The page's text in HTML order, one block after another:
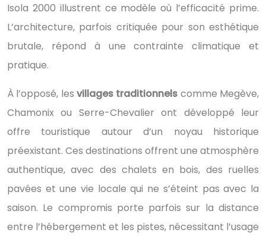
Isola 2000 illustrent ce modèle où l’efficacité prime.
L’architecture, parfois critiquée pour son esthétique
brutale, répond à une contrainte climatique et
pratique.
À l’opposé, les villages traditionnels comme Megève,
Chamonix ou Serre-Chevalier ont développé leur
offre touristique autour d’un noyau historique
préexistant. Ces destinations offrent une atmosphère
authentique, avec des chalets en bois, des ruelles
pavées et une vie locale qui ne s’éteint pas avec la
saison. Le compromis porte parfois sur la distance
entre l’hébergement et les pistes, nécessitant l’usage